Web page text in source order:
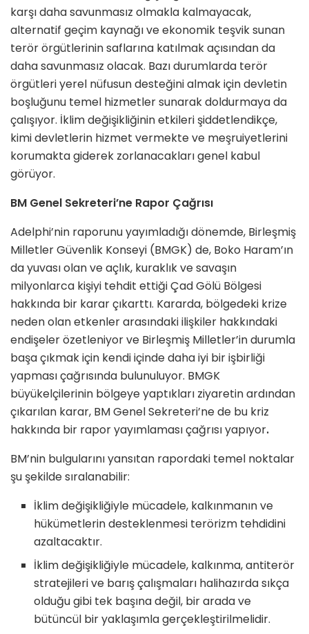
karşı daha savunmasız olmakla kalmayacak,
alternatif geçim kaynağı ve ekonomik teşvik sunan
terör örgütlerinin saflarına katılmak açısından da
daha savunmasız olacak. Bazı durumlarda terör
örgütleri yerel nüfusun desteğini almak için devletin
boşluğunu temel hizmetler sunarak doldurmaya da
çalışıyor. İklim değişikliğinin etkileri şiddetlendikçe,
kimi devletlerin hizmet vermekte ve meşruiyetlerini
korumakta giderek zorlanacakları genel kabul
görüyor.
BM Genel Sekreteri’ne Rapor Çağrısı
Adelphi’nin raporunu yayımladığı dönemde, Birleşmiş
Milletler Güvenlik Konseyi (BMGK) de, Boko Haram’ın
da yuvası olan ve açlık, kuraklık ve savaşın
milyonlarca kişiyi tehdit ettiği Çad Gölü Bölgesi
hakkında bir karar çıkarttı. Kararda, bölgedeki krize
neden olan etkenler arasındaki ilişkiler hakkındaki
endişeler özetleniyor ve Birleşmiş Milletler’in durumla
başa çıkmak için kendi içinde daha iyi bir işbirliği
yapması çağrısında bulunuluyor. BMGK
büyükelçilerinin bölgeye yaptıkları ziyaretin ardından
çıkarılan karar, BM Genel Sekreteri’ne de bu kriz
hakkında bir rapor yayımlaması çağrısı yapıyor.
BM’nin bulgularını yansıtan rapordaki temel noktalar
şu şekilde sıralanabilir:
İklim değişikliğiyle mücadele, kalkınmanın ve
hükümetlerin desteklenmesi terörizm tehdidini
azaltacaktır.
İklim değişikliğiyle mücadele, kalkınma, antiterör
stratejileri ve barış çalışmaları halihazırda sıkça
olduğu gibi tek başına değil, bir arada ve
bütüncül bir yaklaşımla gerçekleştirilmelidir.